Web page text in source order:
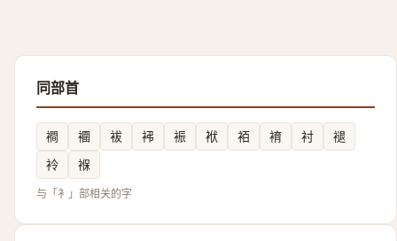
同部首
襇 䙟 袚 䘟 裖 袱 袹 䘻 衬
褪
袊
褓
与「衤」部相关的字